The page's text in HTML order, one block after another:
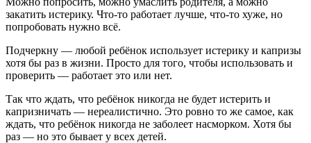
закатить истерику. Что-то работает лучше, что-то хуже, но
попробовать нужно всё.
Подчеркну — любой ребёнок использует истерику и капризы
хотя бы раз в жизни. Просто для того, чтобы использовать и
проверить — работает это или нет.
Так что ждать, что ребёнок никогда не будет истерить и
капризничать — нереалистично. Это ровно то же самое, как
ждать, что ребёнок никогда не заболеет насморком. Хотя бы
раз — но это бывает у всех детей.